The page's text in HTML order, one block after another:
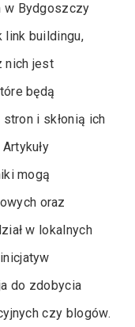
w Bydgoszczy
link buildingu,
nich jest
będą
i skłonią ich
mogą
oraz
w lokalnych
do zdobycia
czy blogów.